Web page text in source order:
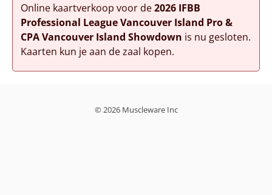
Online kaartverkoop voor de2026 IFBB
Professional League Vancouver Island Pro &
CPA Vancouver Island Showdown is nu gesloten.
Kaarten kun je aan de zaal kopen.
© 2026 Muscleware Inc